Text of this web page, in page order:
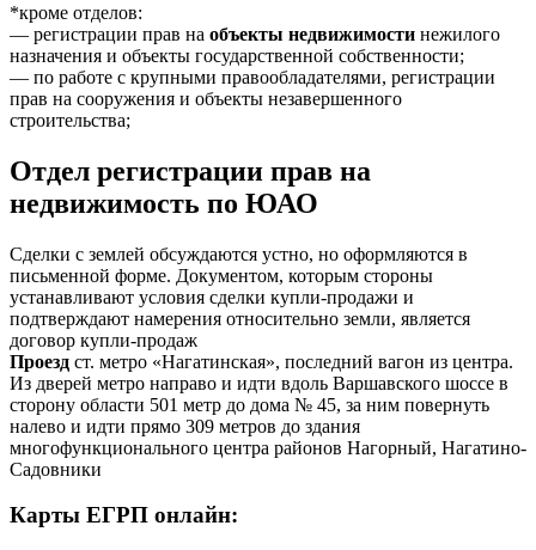
*кроме отделов:
— регистрации прав на объекты недвижимости нежилого
назначения и объекты государственной собственности;
— по работе с крупными правообладателями, регистрации
прав на сооружения и объекты незавершенного
строительства;
Отдел регистрации прав на
недвижимость по ЮАО
Сделки с землей обсуждаются устно, но оформляются в
письменной форме. Документом, которым стороны
устанавливают условия сделки купли-продажи и
подтверждают намерения относительно земли, является
договор купли-продаж
Проезд ст. метро «Нагатинская», последний вагон из центра.
Из дверей метро направо и идти вдоль Варшавского шоссе в
сторону области 501 метр до дома № 45, за ним повернуть
налево и идти прямо 309 метров до здания
многофункционального центра районов Нагорный, Нагатино-
Садовники
Карты ЕГРП онлайн: